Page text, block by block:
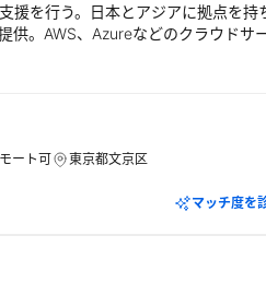
援を行う。日本とアジアに拠点を持
供。AWS、Azureなどのクラウドサ
ート可 東京都文京区
マッチ度を